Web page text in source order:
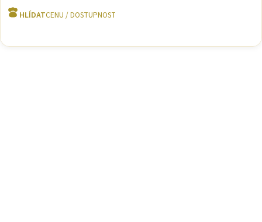
HLÍDAT